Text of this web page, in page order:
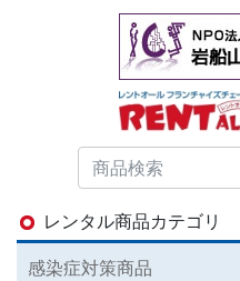
レンタル商品カテゴリ
感染症対策商品